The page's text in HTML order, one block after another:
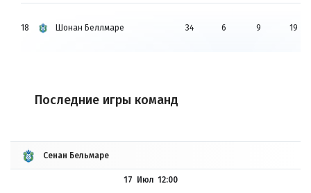
18 Шонан Беллмаре 34 6 9 19
Последние игры команд
Сенан Бельмаре
17 Июл 12:00